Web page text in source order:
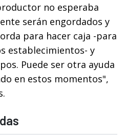
no esperaba
serán engordados y
para hacer caja -para
establecimientos- y
Puede ser otra ayuda
en estos momentos",